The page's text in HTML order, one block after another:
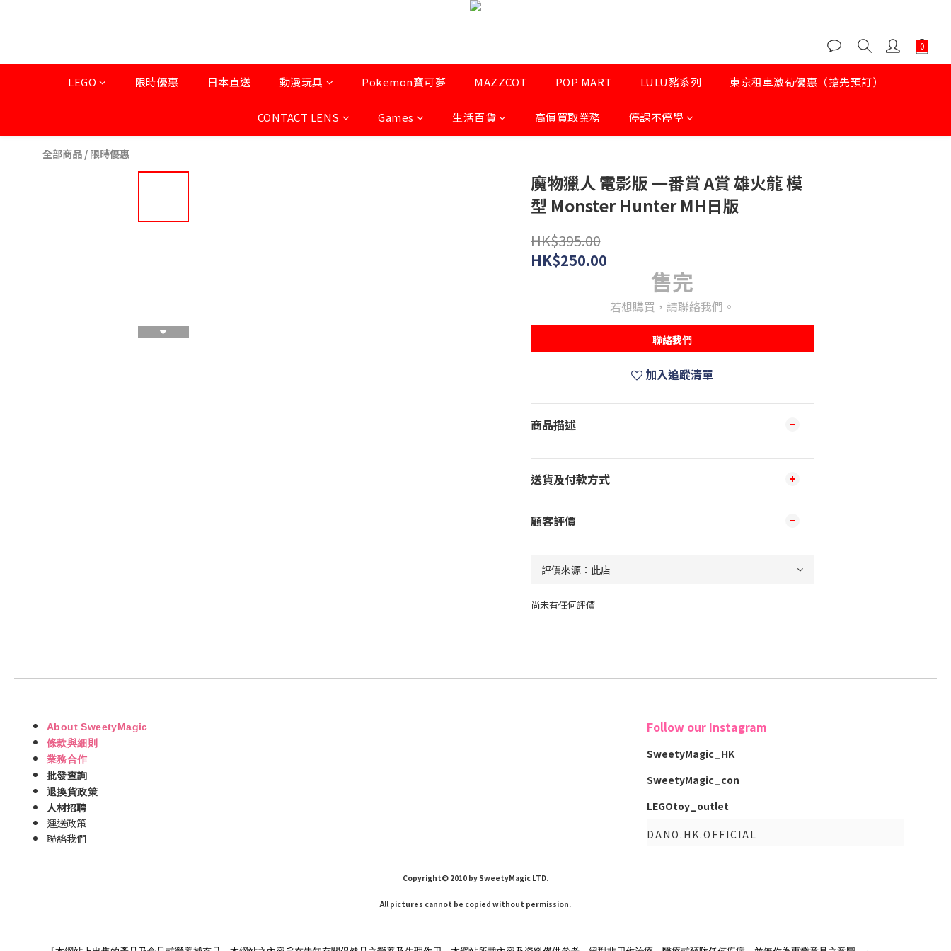
LEGO 限時優惠 日本直送 動漫玩具 Pokemon寶可夢 MAZZCOT POP MART LULU豬系列 東京租車激荀優惠（搶先預訂）
CONTACT LENS Games 生活百貨 高價買取業務 停課不停學
全部商品 / 限時優惠
魔物獵人 電影版 一番賞 A賞 雄火龍 模
型 Monster Hunter MH日版
HK$395.00
HK$250.00
售完
若想購買，請聯絡我們。
聯絡我們
加入追蹤清單
商品描述
送貨及付款方式
顧客評價
尚未有任何評價
About SweetyMagic
條款與細則
業務合作
批發查詢
退換貨政策
人材招聘
運送政策
聯絡我們
Follow our Instagram
SweetyMagic_HK
SweetyMagic_con
LEGOtoy_outlet
DANO.HK.OFFICIAL
Copyright© 2010 by SweetyMagic LTD.
All pictures cannot be copied without permission.